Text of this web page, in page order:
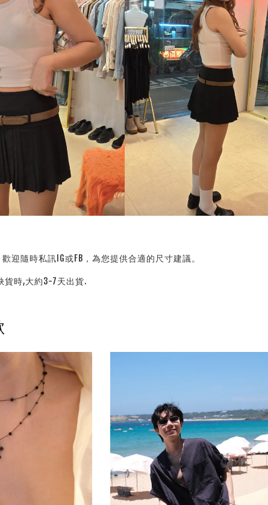
迎隨時私訊IG或FB，為您提供合適的尺寸建議。
貨時,大約3-7天出貨.